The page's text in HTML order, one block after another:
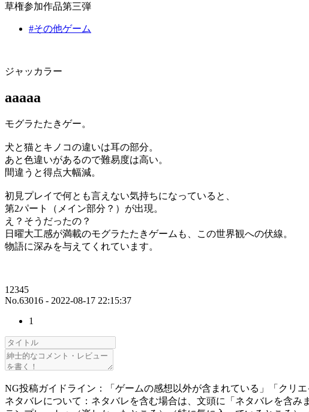
草権参加作品第三弾
#その他ゲーム
ジャッカラー
aaaaa
モグラたたきゲー。
犬と猫とキノコの違いは耳の部分。
あと色違いがあるので難易度は高い。
間違うと得点大幅減。
初見プレイで何とも言えない気持ちになっていると、
第2パート（メイン部分？）が出現。
え？そうだったの？
日曜大工感が満載のモグラたたきゲームも、この世界観への伏線。
物語に深みを与えてくれています。
12345
No.63016 - 2022-08-17 22:15:37
1
NG投稿ガイドライン：「ゲームの感想以外が含まれている」「クリ
ネタバレについて：ネタバレを含む場合は、文頭に「ネタバレを含み